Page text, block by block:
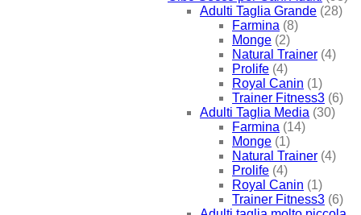
Adulti Taglia Grande (28)
Farmina (8)
Monge (2)
Natural Trainer (4)
Prolife (4)
Royal Canin (1)
Trainer Fitness3 (6)
Adulti Taglia Media (30)
Farmina (14)
Monge (1)
Natural Trainer (4)
Prolife (4)
Royal Canin (1)
Trainer Fitness3 (6)